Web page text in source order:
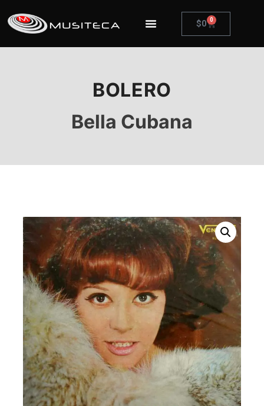
$0 0
BOLERO
Bella Cubana